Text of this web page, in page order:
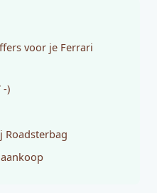
voor je Ferrari
-)
Roadsterbag